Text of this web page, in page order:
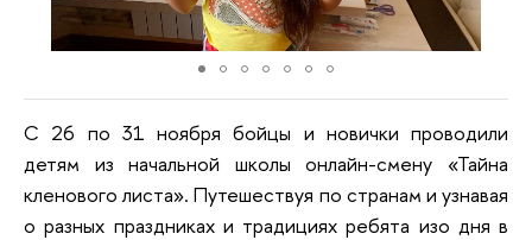
С 26 по 31 ноября бойцы и новички проводили
детям из начальной школы онлайн-смену «Тайна
кленового листа». Путешествуя по странам и узнавая
о разных праздниках и традициях ребята изо дня в